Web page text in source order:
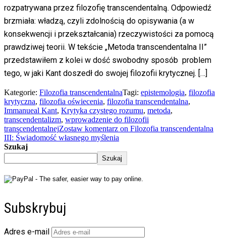
rozpatrywana przez filozofię transcendentalną. Odpowiedź
brzmiała: władzą, czyli zdolnością do opisywania (a w
konsekwencji i przekształcania) rzeczywistości za pomocą
prawdziwej teorii. W tekście „Metoda transcendentalna II”
przedstawiłem z kolei w dość swobodny sposób problem
tego, w jaki Kant doszedł do swojej filozofii krytycznej. […]
Kategorie: Filozofia transcendentalnaTagi: epistemologia, filozofia
krytyczna, filozofia oświecenia, filozofia transcendentalna,
Immanueal Kant, Krytyka czystego rozumu, metoda,
transcendentalizm, wprowadzenie do filozofii
transcendentalnejZostaw komentarz on Filozofia transcendentalna
III: Świadomość własnego myślenia
Szukaj
Szukaj
Subskrybuj
Adres e-mail